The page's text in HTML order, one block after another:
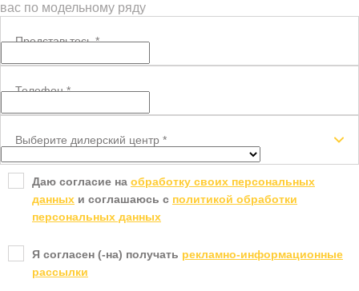
вас по модельному ряду
Представьтесь*
Телефон*
Выберите дилерский центр *
Даю согласие на обработку своих персональных
данных и соглашаюсь с политикой обработки
персональных данных
Я согласен (-на) получать рекламно-информационные
рассылки